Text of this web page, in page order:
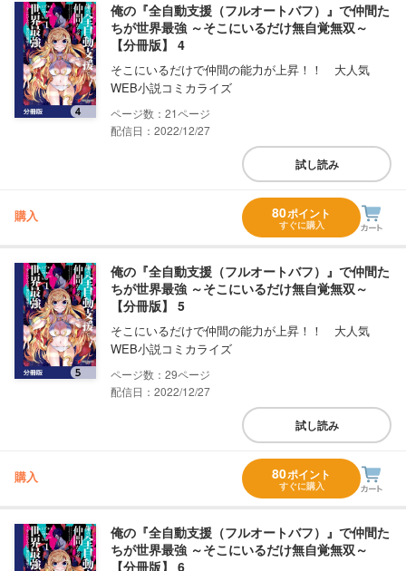
俺の『全自動支援（フルオートバフ）』で仲間た
ちが世界最強 ～そこにいるだけ無自覚無双～
【分冊版】 4
そこにいるだけで仲間の能力が上昇！！ 大人気
WEB小説コミカライズ
21
配信日：2022/12/27
試し読み
購入 80ポイント
すぐに購入
俺の『全自動支援（フルオートバフ）』で仲間た
ちが世界最強 ～そこにいるだけ無自覚無双～
【分冊版】 5
そこにいるだけで仲間の能力が上昇！！ 大人気
WEB小説コミカライズ
29
配信日：2022/12/27
試し読み
購入 80ポイント
すぐに購入
俺の『全自動支援（フルオートバフ）』で仲間た
ちが世界最強 ～そこにいるだけ無自覚無双～
【分冊版】 6